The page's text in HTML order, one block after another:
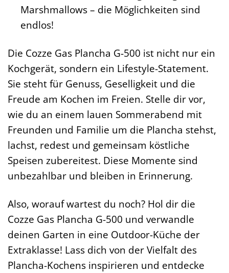
Marshmallows – die Möglichkeiten sind
endlos!
Die Cozze Gas Plancha G-500 ist nicht nur ein
Kochgerät, sondern ein Lifestyle-Statement.
Sie steht für Genuss, Geselligkeit und die
Freude am Kochen im Freien. Stelle dir vor,
wie du an einem lauen Sommerabend mit
Freunden und Familie um die Plancha stehst,
lachst, redest und gemeinsam köstliche
Speisen zubereitest. Diese Momente sind
unbezahlbar und bleiben in Erinnerung.
Also, worauf wartest du noch? Hol dir die
Cozze Gas Plancha G-500 und verwandle
deinen Garten in eine Outdoor-Küche der
Extraklasse! Lass dich von der Vielfalt des
Plancha-Kochens inspirieren und entdecke